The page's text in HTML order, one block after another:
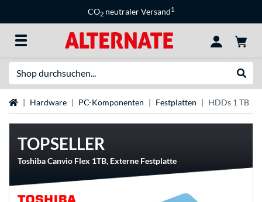
CO2 neutraler Versand1
StartseiteHardware PC-Komponenten Festplatten HDDs 1 TB
TOPSELLER
Toshiba Canvio Flex 1TB, Externe Festplatte